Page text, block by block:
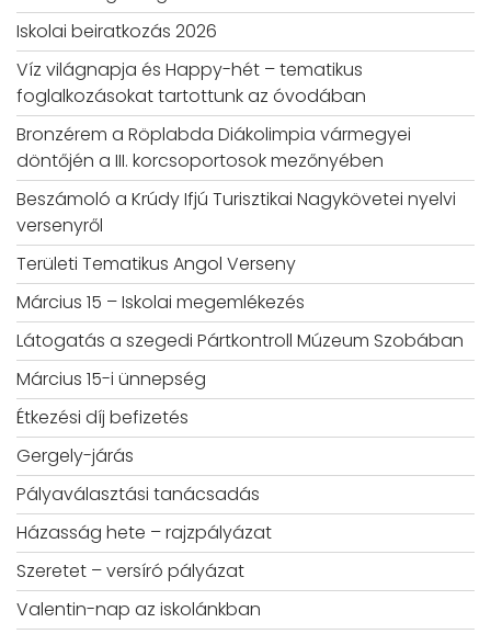
Iskolai beiratkozás 2026
Víz világnapja és Happy-hét – tematikus
foglalkozásokat tartottunk az óvodában
Bronzérem a Röplabda Diákolimpia vármegyei
döntőjén a III. korcsoportosok mezőnyében
Beszámoló a Krúdy Ifjú Turisztikai Nagykövetei nyelvi
versenyről
Területi Tematikus Angol Verseny
Március 15 – Iskolai megemlékezés
Látogatás a szegedi Pártkontroll Múzeum Szobában
Március 15-i ünnepség
Étkezési díj befizetés
Gergely-járás
Pályaválasztási tanácsadás
Házasság hete – rajzpályázat
Szeretet – versíró pályázat
Valentin-nap az iskolánkban